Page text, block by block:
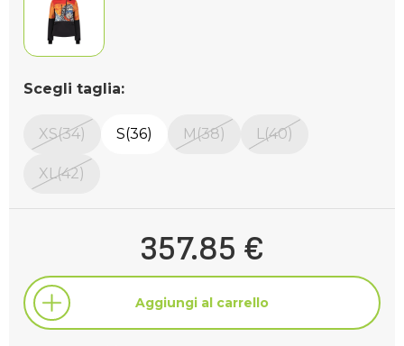
Scegli taglia:
XS(34) S(36) M(38) L(40)
XL(42)
357.85 €
Aggiungi al carrello